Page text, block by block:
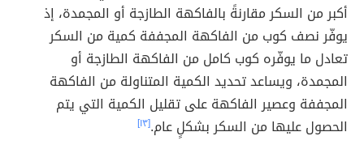
أكبر من السكر مقارنةً بالفاكهة الطازجة أو المجمدة، إذ
يوفّر نصف كوب من الفاكهة المجففة كمية من السكر
تعادل ما يوفّره كوب كامل من الفاكهة الطازجة أو
المجمدة، ويساعد تحديد الكمية المتناولة من الفاكهة
المجففة وعصير الفاكهة على تقليل الكمية التي يتم
الحصول عليها من السكر بشكلٍ عام.[١٣]